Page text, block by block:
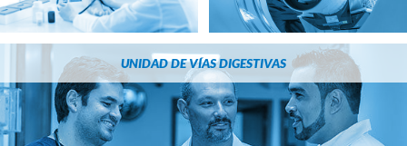
UNIDAD DE VÍAS DIGESTIVAS